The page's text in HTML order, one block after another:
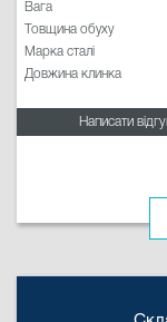
Вага
Товщина обуху
Марка сталі
Довжина клинка
Написати